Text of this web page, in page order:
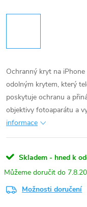
Ochranný kryt na
odolným krytem, který
poskytuje ochranu a
objektivy fotoaparátu a
informace
Skladem - hned k
Možnosti doručení